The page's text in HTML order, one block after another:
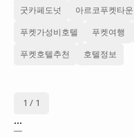
이탈리아
굿카페도넛 아르코푸켓타운
푸켓가성비호텔 푸켓여행
푸켓호텔추천 호텔정보
1 / 1
...